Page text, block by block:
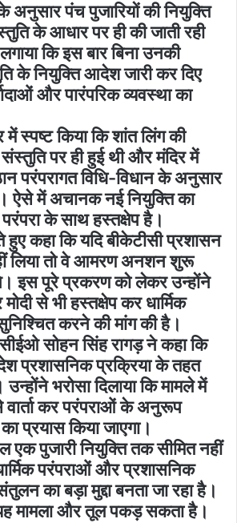
अनुसार पंच पुजारियों की नियुक्ति
के आधार पर ही की जाती रही
कि इस बार बिना उनकी
के नियुक्ति आदेश जारी कर दिए
और पारंपरिक व्यवस्था का
स्पष्ट किया कि शांत लिंग की
पर ही हुई थी और मंदिर में
परंपरागत विधि-विधान के अनुसार
ऐसे में अचानक नई नियुक्ति का
के साथ हस्तक्षेप है।
हुए कहा कि यदि बीकेटीसी प्रशासन
लिया तो वे आमरण अनशन शुरू
इस पूरे प्रकरण को लेकर उन्होंने
से भी हस्तक्षेप कर धार्मिक
करने की मांग की है।
सोहन सिंह रागड़ ने कहा कि
प्रशासनिक प्रक्रिया के तहत
उन्होंने भरोसा दिलाया कि मामले में
वार्ता कर परंपराओं के अनुरूप
प्रयास किया जाएगा।
एक पुजारी नियुक्ति तक सीमित नहीं
परंपराओं और प्रशासनिक
का बड़ा मुद्दा बनता जा रहा है।
मामला और तूल पकड़ सकता है।